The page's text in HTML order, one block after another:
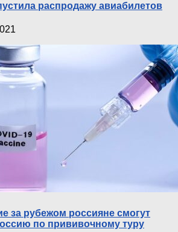
распродажу авиабилетов
за рубежом россияне смогут
по прививочному туру